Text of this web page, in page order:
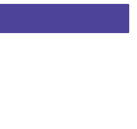
日
日
日
日
日
18
19
20
21
22
月
日
月
日
月
日
月
日
月
日